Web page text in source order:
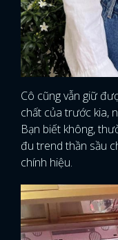
Cô cũng vẫn giữ
chất của trước kia,
Bạn biết không,
đu trend thần sầu
chính hiệu.